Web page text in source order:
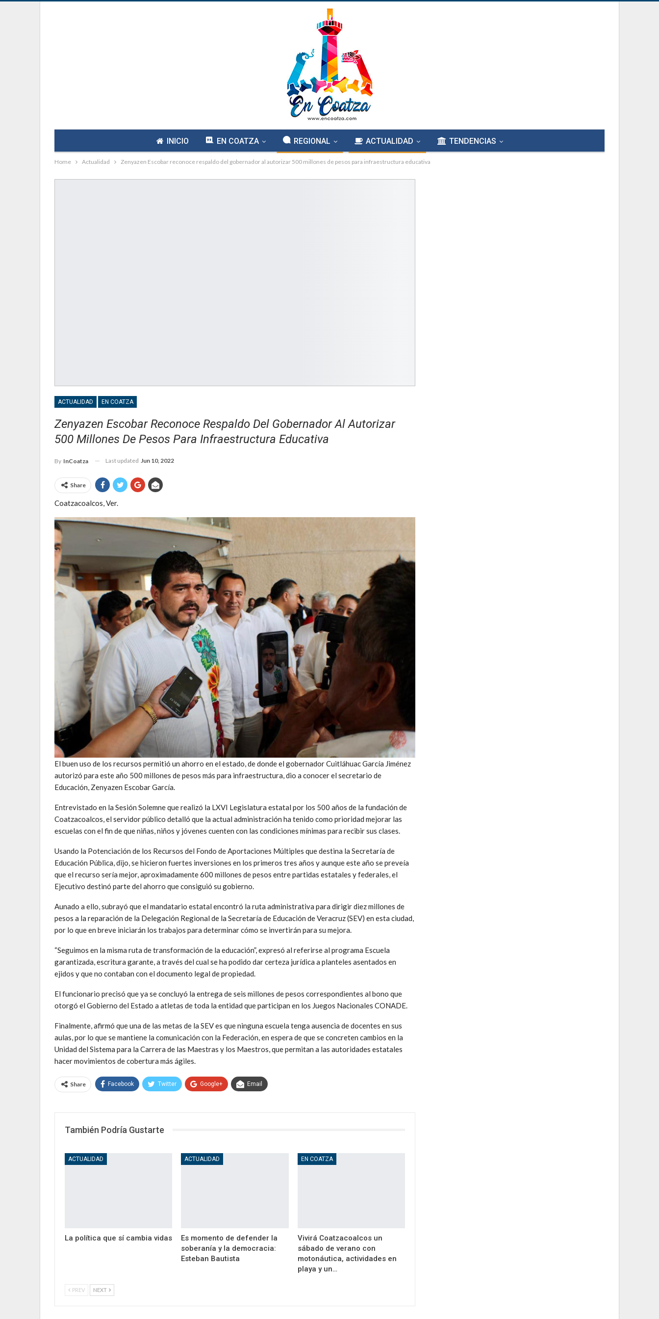
INICIO EN COATZA REGIONAL ACTUALIDAD TENDENCIAS
Home Actualidad Zenyazen Escobar reconoce respaldo del gobernador al autorizar 500 millones de pesos para infraestructura educativa
ACTUALIDAD EN COATZA
Zenyazen Escobar Reconoce Respaldo Del Gobernador Al Autorizar
500 Millones De Pesos Para Infraestructura Educativa
By InCoatza Last updated Jun 10, 2022
Share
Coatzacoalcos, Ver.
El buen uso de los recursos permitió un ahorro en el estado, de donde el gobernador Cuitláhuac García Jiménez
autorizó para este año 500 millones de pesos más para infraestructura, dio a conocer el secretario de
Educación, Zenyazen Escobar García.
Entrevistado en la Sesión Solemne que realizó la LXVI Legislatura estatal por los 500 años de la fundación de
Coatzacoalcos, el servidor público detalló que la actual administración ha tenido como prioridad mejorar las
escuelas con el fin de que niñas, niños y jóvenes cuenten con las condiciones mínimas para recibir sus clases.
Usando la Potenciación de los Recursos del Fondo de Aportaciones Múltiples que destina la Secretaría de
Educación Pública, dijo, se hicieron fuertes inversiones en los primeros tres años y aunque este año se preveía
que el recurso sería mejor, aproximadamente 600 millones de pesos entre partidas estatales y federales, el
Ejecutivo destinó parte del ahorro que consiguió su gobierno.
Aunado a ello, subrayó que el mandatario estatal encontró la ruta administrativa para dirigir diez millones de
pesos a la reparación de la Delegación Regional de la Secretaría de Educación de Veracruz (SEV) en esta ciudad,
por lo que en breve iniciarán los trabajos para determinar cómo se invertirán para su mejora.
“Seguimos en la misma ruta de transformación de la educación”, expresó al referirse al programa Escuela
garantizada, escritura garante, a través del cual se ha podido dar certeza jurídica a planteles asentados en
ejidos y que no contaban con el documento legal de propiedad.
El funcionario precisó que ya se concluyó la entrega de seis millones de pesos correspondientes al bono que
otorgó el Gobierno del Estado a atletas de toda la entidad que participan en los Juegos Nacionales CONADE.
Finalmente, afirmó que una de las metas de la SEV es que ninguna escuela tenga ausencia de docentes en sus
aulas, por lo que se mantiene la comunicación con la Federación, en espera de que se concreten cambios en la
Unidad del Sistema para la Carrera de las Maestras y los Maestros, que permitan a las autoridades estatales
hacer movimientos de cobertura más ágiles.
Share Facebook Twitter Google+ Email
También Podría Gustarte
ACTUALIDAD
La política que sí cambia vidas
ACTUALIDAD
Es momento de defender la
soberanía y la democracia:
Esteban Bautista
EN COATZA
Vivirá Coatzacoalcos un
sábado de verano con
motonáutica, actividades en
playa y un…
PREV NEXT